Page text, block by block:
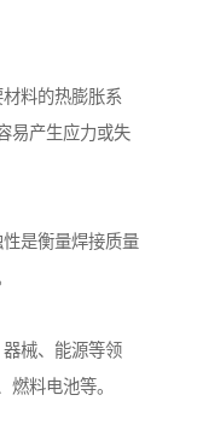
料的热膨胀系
易产生应力或失
是衡量焊接质量
械、能源等领
料电池等。